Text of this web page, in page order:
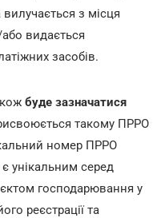
вилучається з місця
видається
засобів.
буде зазначатися
такому ПРРО
номер ПРРО
унікальним серед
господарювання у
реєстрації та